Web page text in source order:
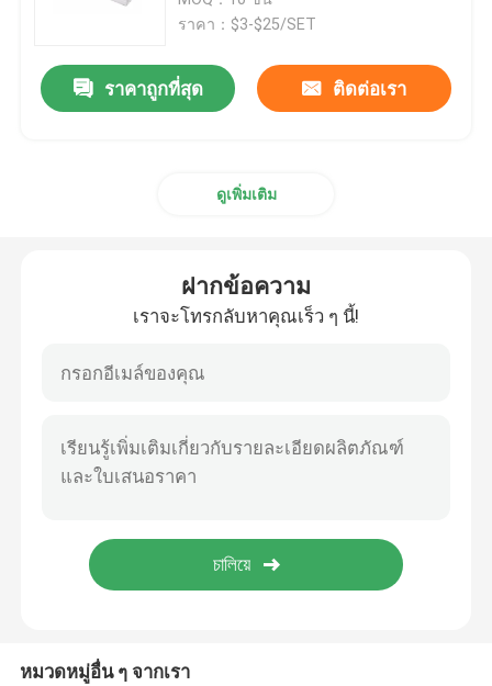
หัวฉีดออกซิเจนแบบมือถือ
เครื่องฟอกอากาศฆ่าเชื้อ
หลอด UVC ฆ่าเชื้อโรค
ราคา：$3-$25/SET
ราคาถูกที่สุด ติดต่อเรา
ดูเพิ่มเติม
ฝากข้อความ
เราจะโทรกลับหาคุณเร็ว ๆ นี้!
หมวดหมู่อื่น ๆ จากเรา